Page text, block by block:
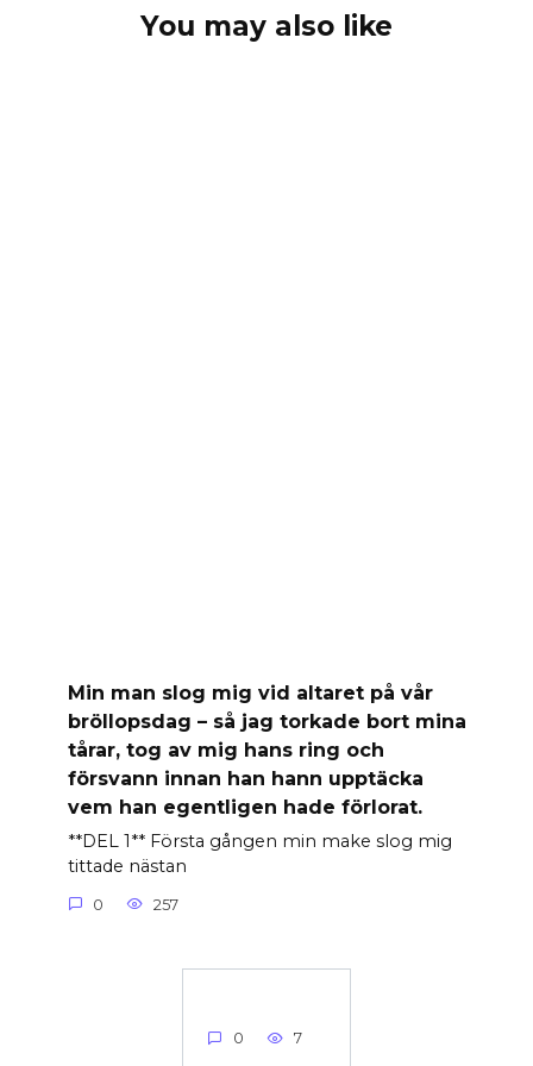
You may also like
Min man slog mig vid altaret på vår
bröllopsdag – så jag torkade bort mina
tårar, tog av mig hans ring och
försvann innan han hann upptäcka
vem han egentligen hade förlorat.
**DEL 1** Första gången min make slog mig
tittade nästan
0 257
0 7